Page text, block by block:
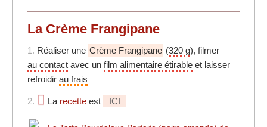
La Crème Frangipane
1. Réaliser une Crème Frangipane (320 g), filmer
au contact avec un film alimentaire étirable et laisser
refroidir au frais
2. La recette est ICI